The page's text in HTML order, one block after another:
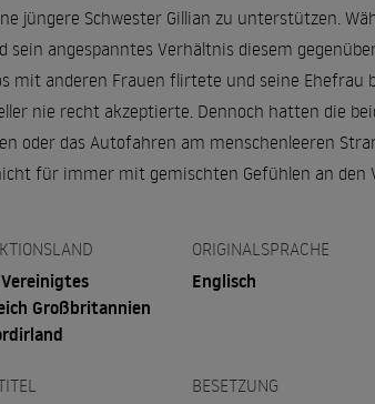
jüngere Schwester Gillian zu unterstützen.
angespanntes Verhältnis diesem
mit anderen Frauen flirtete und seine Ehefrau
nie recht akzeptierte. Dennoch hatten die
oder das Autofahren am menschenleeren
für immer mit gemischten Gefühlen an den
Großbritannien
ORIGINALSPRACHE
Englisch
BESETZUNG